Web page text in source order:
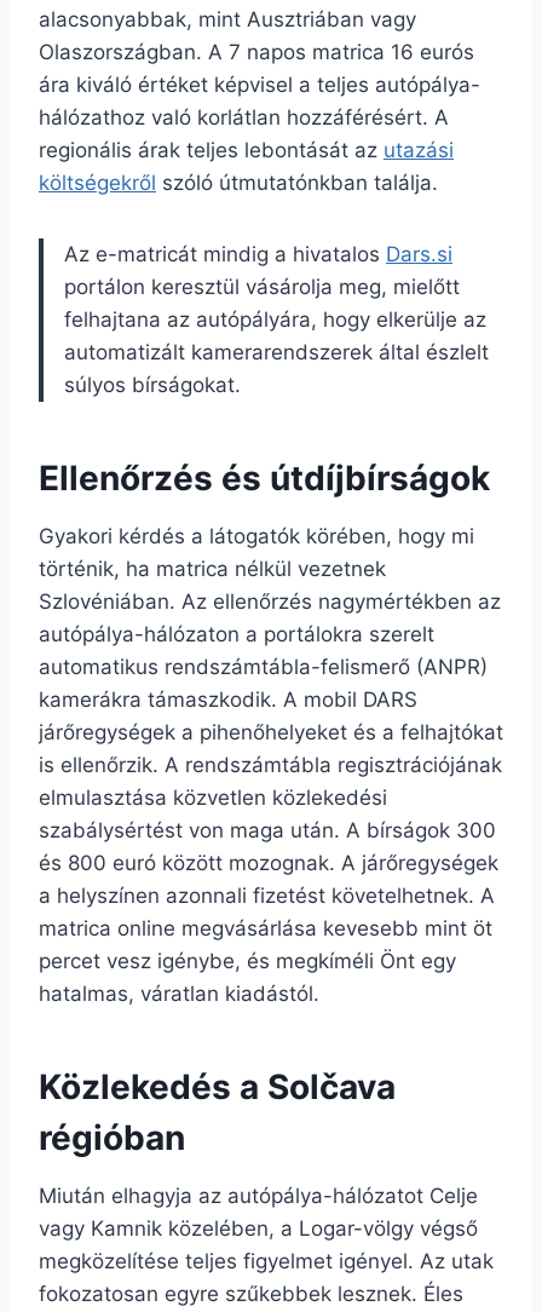
alacsonyabbak, mint Ausztriában vagy
Olaszországban. A 7 napos matrica 16 eurós
ára kiváló értéket képvisel a teljes autópálya-
hálózathoz való korlátlan hozzáférésért. A
regionális árak teljes lebontását az utazási
költségekről szóló útmutatónkban találja.
Az e-matricát mindig a hivatalos Dars.si
portálon keresztül vásárolja meg, mielőtt
felhajtana az autópályára, hogy elkerülje az
automatizált kamerarendszerek által észlelt
súlyos bírságokat.
Ellenőrzés és útdíjbírságok
Gyakori kérdés a látogatók körében, hogy mi
történik, ha matrica nélkül vezetnek
Szlovéniában. Az ellenőrzés nagymértékben az
autópálya-hálózaton a portálokra szerelt
automatikus rendszámtábla-felismerő (ANPR)
kamerákra támaszkodik. A mobil DARS
járőregységek a pihenőhelyeket és a felhajtókat
is ellenőrzik. A rendszámtábla regisztrációjának
elmulasztása közvetlen közlekedési
szabálysértést von maga után. A bírságok 300
és 800 euró között mozognak. A járőregységek
a helyszínen azonnali fizetést követelhetnek. A
matrica online megvásárlása kevesebb mint öt
percet vesz igénybe, és megkíméli Önt egy
hatalmas, váratlan kiadástól.
Közlekedés a Solčava
régióban
Miután elhagyja az autópálya-hálózatot Celje
vagy Kamnik közelében, a Logar-völgy végső
megközelítése teljes figyelmet igényel. Az utak
fokozatosan egyre szűkebbek lesznek. Éles